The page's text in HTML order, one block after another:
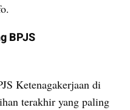
BPJS
Ketenagakerjaan di
terakhir yang paling